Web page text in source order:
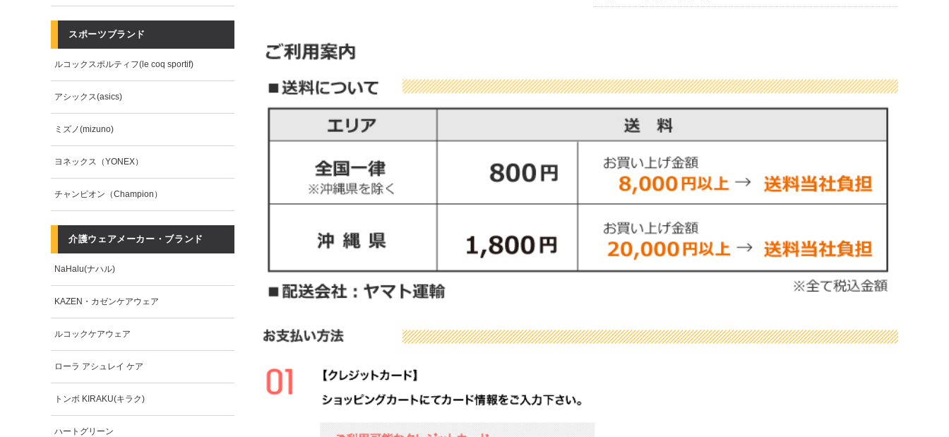
スポーツブランド
ルコックスポルティフ(le coq sportif)
アシックス(asics)
ミズノ(mizuno)
ヨネックス（YONEX）
チャンピオン（Champion）
介護ウェアメーカー・ブランド
NaHalu(ナハル)
KAZEN・カゼンケアウェア
ルコックケアウェア
ローラ アシュレイ ケア
トンボ KIRAKU(キラク)
ハートグリーン